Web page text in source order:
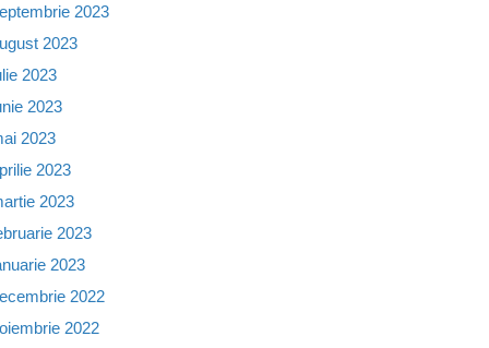
2023
2023
2023
2023
2023
2023
2023
2023
2023
2022
2022